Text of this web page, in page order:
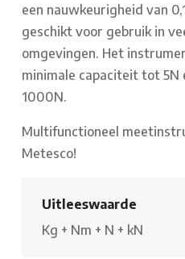
een nauwkeurigheid van
geschikt voor gebruik in
omgevingen. Het
minimale capaciteit tot
1000N.
Multifunctioneel
Metesco!
Uitleeswaarde
Kg + Nm + N + kN